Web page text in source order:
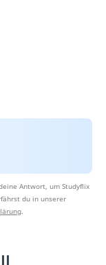
Antwort, um Studyflix
du in unserer
.